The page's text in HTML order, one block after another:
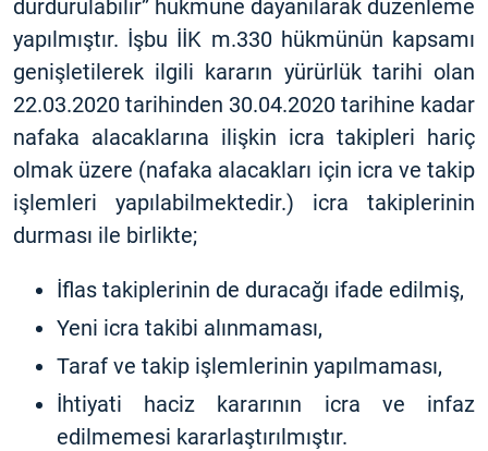
durdurulabilir” hükmüne dayanılarak düzenleme
yapılmıştır. İşbu İİK m.330 hükmünün kapsamı
genişletilerek ilgili kararın yürürlük tarihi olan
22.03.2020 tarihinden 30.04.2020 tarihine kadar
nafaka alacaklarına ilişkin icra takipleri hariç
olmak üzere (nafaka alacakları için icra ve takip
işlemleri yapılabilmektedir.) icra takiplerinin
durması ile birlikte;
İflas takiplerinin de duracağı ifade edilmiş,
Yeni icra takibi alınmaması,
Taraf ve takip işlemlerinin yapılmaması,
İhtiyati haciz kararının icra ve infaz
edilmemesi kararlaştırılmıştır.